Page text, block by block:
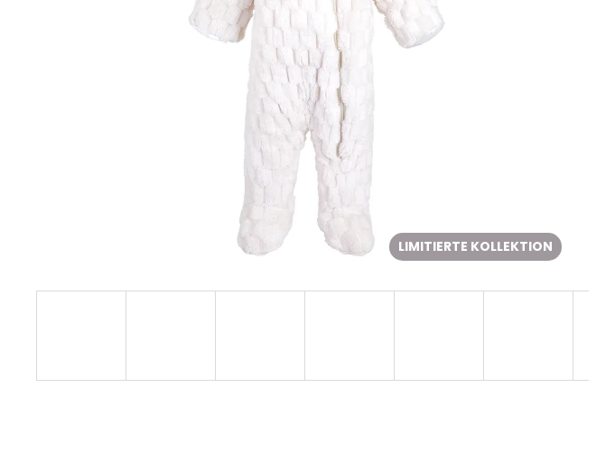
LIMITIERTE KOLLEKTION
€32,50